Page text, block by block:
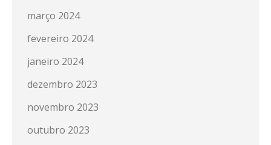
março 2024
fevereiro 2024
janeiro 2024
dezembro 2023
novembro 2023
outubro 2023